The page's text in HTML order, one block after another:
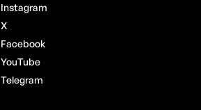
Instagram
X
Facebook
YouTube
Telegram